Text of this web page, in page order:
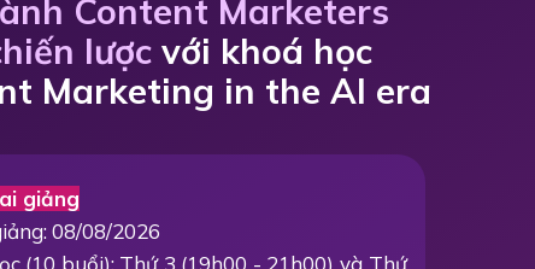
Content Marketers
lược với khoá học
Marketing in the AI era
giảng
08/08/2026